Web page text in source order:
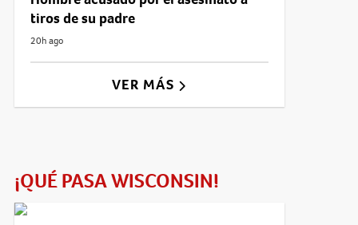
tiros de su padre
20h ago
VER MÁS
¡QUÉ PASA WISCONSIN!